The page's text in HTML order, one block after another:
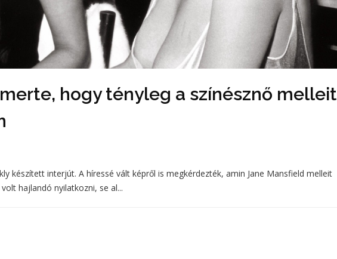
hogy tényleg a színésznő melleit
készített interjút. A híressé vált képről is megkérdezték, amin Jane Mansfield melleit
hajlandó nyilatkozni, se al...